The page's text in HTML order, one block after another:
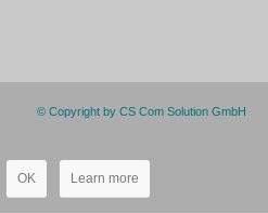
© Copyright by CS Com Solution GmbH
OK Learn more